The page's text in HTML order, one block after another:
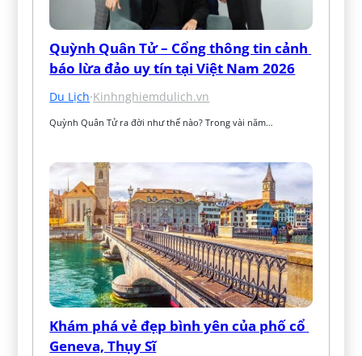
Quỳnh Quân Tử – Cổng thông tin cảnh
báo lừa đảo uy tín tại Việt Nam 2026
Du Lịch·Kinhnghiemdulich.vn
Quỳnh Quân Tử ra đời như thế nào? Trong vài năm…
Khám phá vẻ đẹp bình yên của phố cổ
Geneva, Thụy Sĩ